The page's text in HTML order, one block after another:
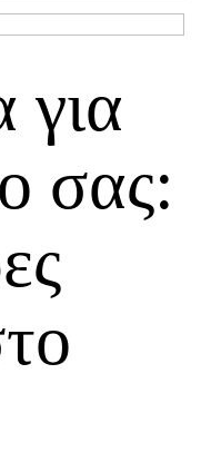
για
σας: